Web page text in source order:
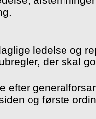
ledelse og
der skal
efter
og første